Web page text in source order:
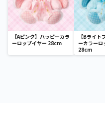
【Aピンク】ハッピーカラ
ーロップイヤー 28cm
【Bライト
ーカラーロ
28cm